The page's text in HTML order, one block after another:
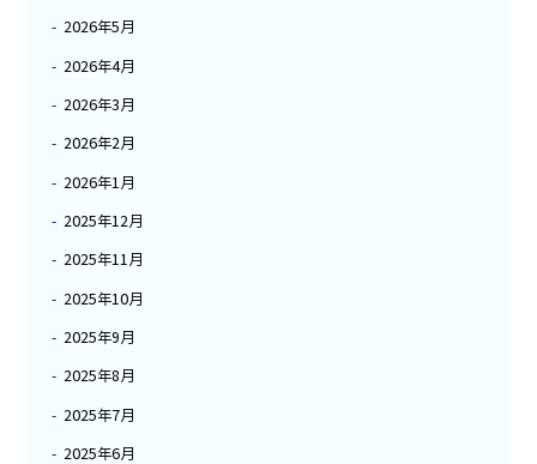
2026年5月
2026年4月
2026年3月
2026年2月
2026年1月
2025年12月
2025年11月
2025年10月
2025年9月
2025年8月
2025年7月
2025年6月